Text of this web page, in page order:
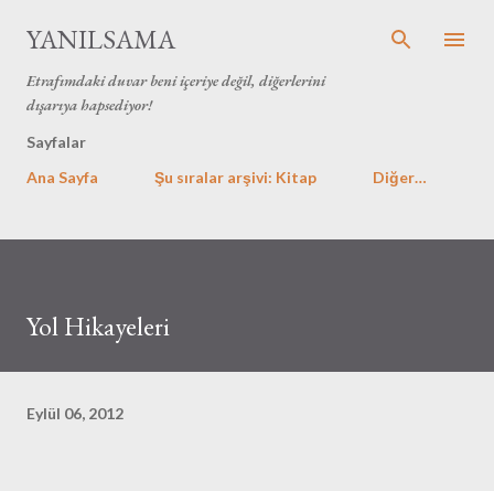
YANILSAMA
Etrafımdaki duvar beni içeriye değil, diğerlerini
dışarıya hapsediyor!
Sayfalar
Ana Sayfa
Şu sıralar arşivi: Kitap Diğer…
Yol Hikayeleri
Eylül 06, 2012